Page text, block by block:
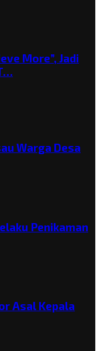
More”, Jadi
Warga Desa
Penikaman
Asal Kepala